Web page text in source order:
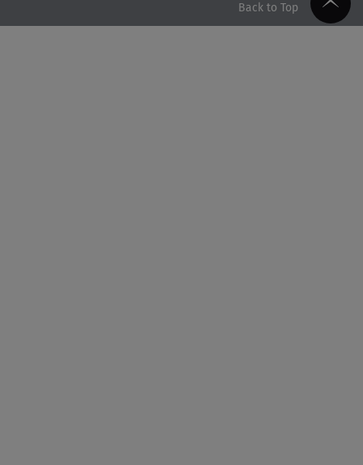
Back to Top